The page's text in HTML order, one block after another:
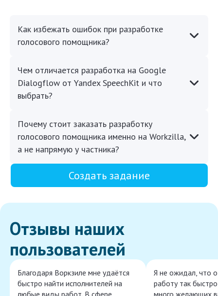
Как избежать ошибок при разработке
голосового помощника?
Чем отличается разработка на Google
Dialogflow от Yandex SpeechKit и что
выбрать?
Почему стоит заказать разработку
голосового помощника именно на Workzilla,
а не напрямую у частника?
Создать задание
Отзывы наших
пользователей
Благодаря Воркзиле мне удаётся
быстро найти исполнителей на
Я не ожидал, что
работу так